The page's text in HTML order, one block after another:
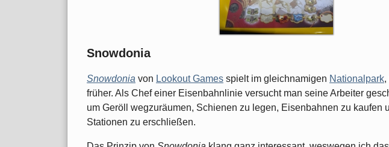
Snowdonia
Snowdonia von Lookout Games spielt im gleichnamigen Nationalpark,
früher. Als Chef einer Eisenbahnlinie versucht man seine Arbeiter
um Geröll wegzuräumen, Schienen zu legen, Eisenbahnen zu kaufen
Stationen zu erschließen.